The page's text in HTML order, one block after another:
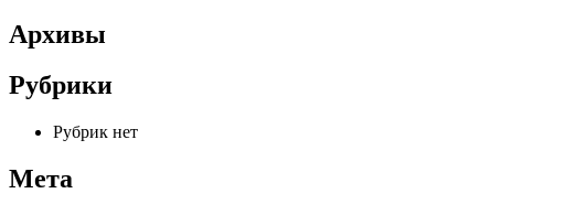
Архивы
Рубрики
Рубрик нет
Мета